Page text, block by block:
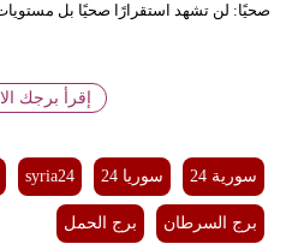
صحيًا: لن تشهد استقرارًا صحيًا بل مستويات
إقرأ برجك
سورية 24 سوريا 24 syria24
برج السرطان برج الحمل